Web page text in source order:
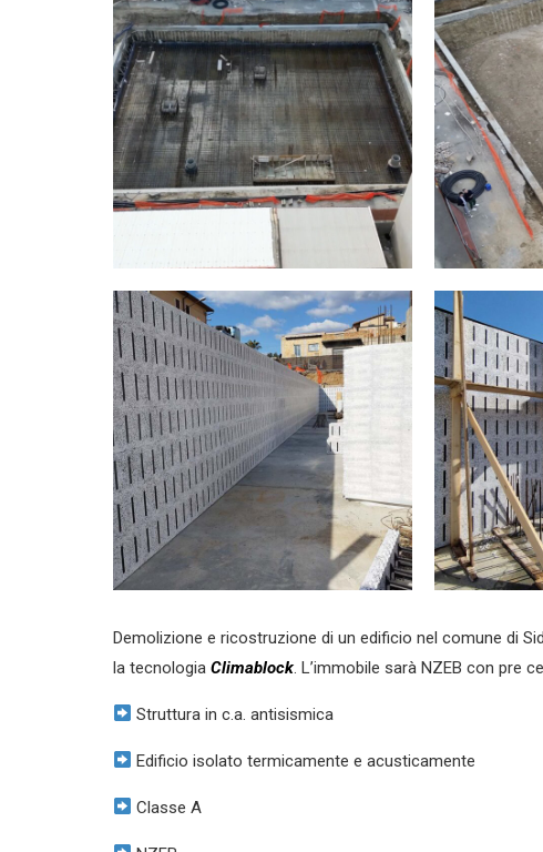
Demolizione e ricostruzione di un edificio nel comune di
la tecnologia Climablock . L’immobile sarà NZEB con pre
Struttura in c.a. antisismica
Edificio isolato termicamente e acusticamente
Classe A